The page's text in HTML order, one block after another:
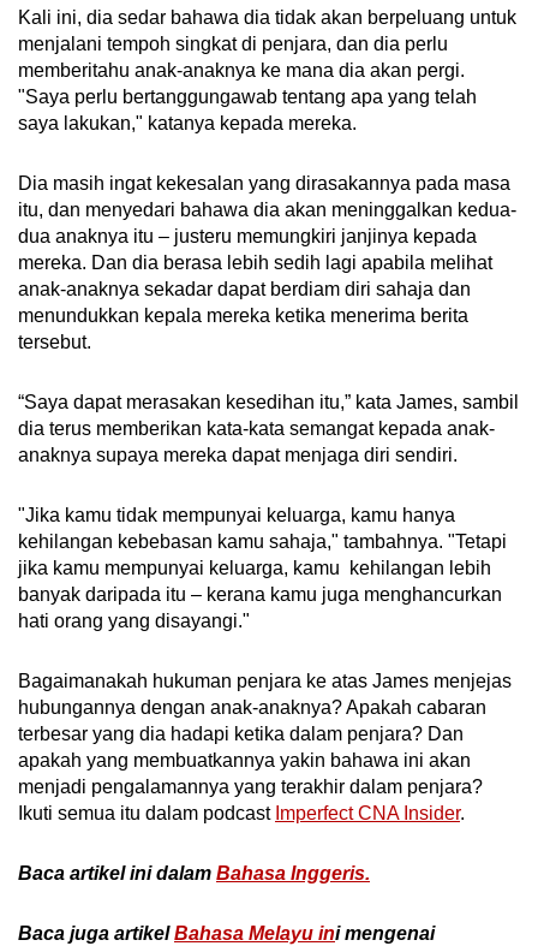
Kali ini, dia sedar bahawa dia tidak akan berpeluang untuk
menjalani tempoh singkat di penjara, dan dia perlu
memberitahu anak-anaknya ke mana dia akan pergi.
"Saya perlu bertanggungawab tentang apa yang telah
saya lakukan," katanya kepada mereka.
Dia masih ingat kekesalan yang dirasakannya pada masa
itu, dan menyedari bahawa dia akan meninggalkan kedua-
dua anaknya itu – justeru memungkiri janjinya kepada
mereka. Dan dia berasa lebih sedih lagi apabila melihat
anak-anaknya sekadar dapat berdiam diri sahaja dan
menundukkan kepala mereka ketika menerima berita
tersebut.
“Saya dapat merasakan kesedihan itu,” kata James, sambil
dia terus memberikan kata-kata semangat kepada anak-
anaknya supaya mereka dapat menjaga diri sendiri.
"Jika kamu tidak mempunyai keluarga, kamu hanya
kehilangan kebebasan kamu sahaja," tambahnya. "Tetapi
jika kamu mempunyai keluarga, kamu kehilangan lebih
banyak daripada itu – kerana kamu juga menghancurkan
hati orang yang disayangi."
Bagaimanakah hukuman penjara ke atas James menjejas
hubungannya dengan anak-anaknya? Apakah cabaran
terbesar yang dia hadapi ketika dalam penjara? Dan
apakah yang membuatkannya yakin bahawa ini akan
menjadi pengalamannya yang terakhir dalam penjara?
Ikuti semua itu dalam podcast Imperfect CNA Insider.
Baca artikel ini dalam Bahasa Inggeris.
Baca juga artikelBahasa Melayu ini mengenai